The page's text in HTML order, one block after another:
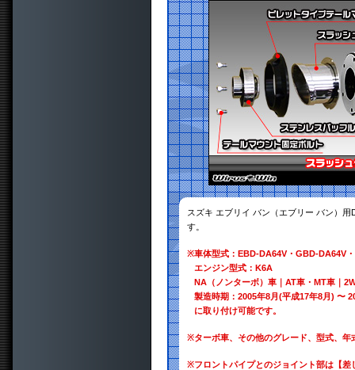
スズキ エブリイ バン（エブリー バン）
す。
※車体型式：EBD-DA64V・GBD-DA64V
エンジン型式：K6A
NA（ノンターボ）車｜AT車・MT車｜
製造時期：2005年8月(平成17年8月) 〜
に取り付け可能です。
※ターボ車、その他のグレード、型式、
※フロントパイプとのジョイント部は【